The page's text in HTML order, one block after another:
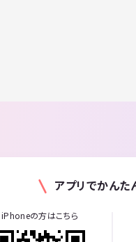
アプリでかんた
iPhoneの方はこちら